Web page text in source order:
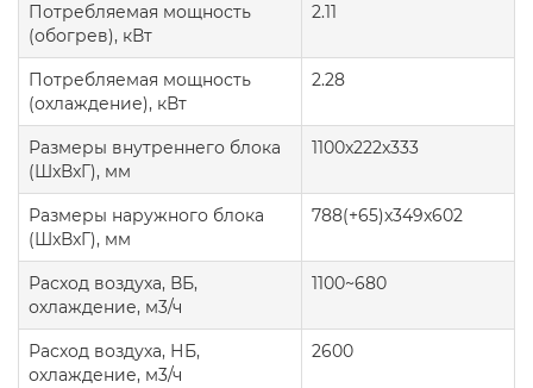
Потребляемая мощность
(обогрев), кВт
2.11
Потребляемая мощность
(охлаждение), кВт
2.28
Размеры внутреннего блока
(ШxВxГ), мм
1100x222x333
Размеры наружного блока
(ШxВxГ), мм
788(+65)x349x602
Расход воздуха, ВБ,
охлаждение, м3/ч
1100~680
Расход воздуха, НБ,
охлаждение, м3/ч
2600